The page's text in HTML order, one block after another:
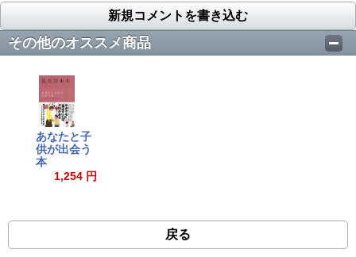
新規コメントを書き込む
その他のオススメ商品
あなたと子
供が出会う
本
1,254 円
戻る